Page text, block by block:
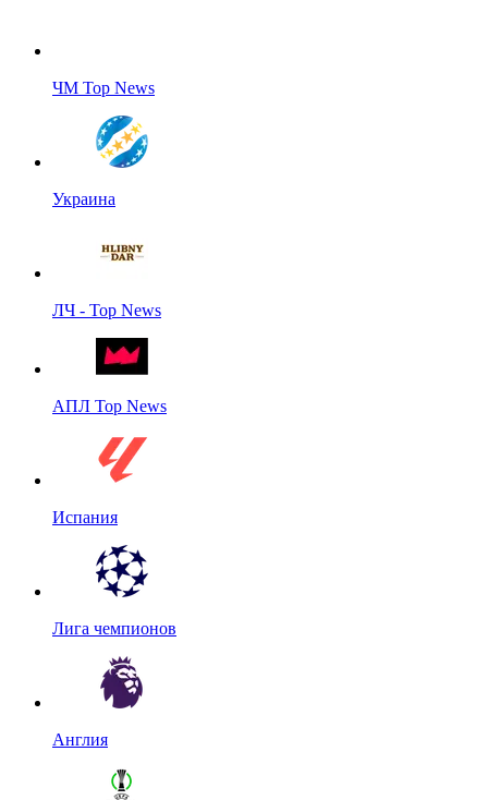
ЧМ Top News
Украина
ЛЧ - Top News
АПЛ Top News
Испания
Лига чемпионов
Англия